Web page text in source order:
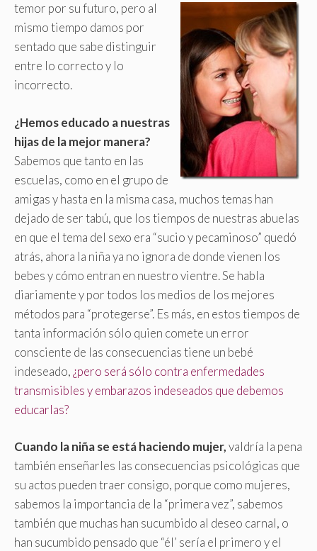
temor por su futuro, pero al
mismo tiempo damos por
sentado que sabe distinguir
entre lo correcto y lo
incorrecto.
¿Hemos educado a nuestras
hijas de la mejor manera?
Sabemos que tanto en las
escuelas, como en el grupo de
amigas y hasta en la misma casa, muchos temas han
dejado de ser tabú, que los tiempos de nuestras abuelas
en que el tema del sexo era “sucio y pecaminoso” quedó
atrás, ahora la niña ya no ignora de donde vienen los
bebes y cómo entran en nuestro vientre. Se habla
diariamente y por todos los medios de los mejores
métodos para “protegerse”. Es más, en estos tiempos de
tanta información sólo quien comete un error
consciente de las consecuencias tiene un bebé
indeseado,¿pero será sólo contra enfermedades
transmisibles y embarazos indeseados que debemos
educarlas?
Cuando la niña se está haciendo mujer,valdría la pena
también enseñarles las consecuencias psicológicas que
su actos pueden traer consigo, porque como mujeres,
sabemos la importancia de la “primera vez”, sabemos
también que muchas han sucumbido al deseo carnal, o
han sucumbido pensado que “él’ sería el primero y el